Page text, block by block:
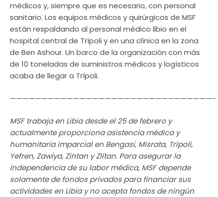
médicos y, siempre que es necesario, con personal
sanitario. Los equipos médicos y quirúrgicos de MSF
están respaldando al personal médico libio en el
hospital central de Trípoli y en una clínica en la zona
de Ben Ashour. Un barco de la organización con más
de 10 toneladas de suministros médicos y logísticos
acaba de llegar a Trípoli.
————————————————————————————————-
MSF trabaja en Libia desde el 25 de febrero y
actualmente proporciona asistencia médica y
humanitaria imparcial en Bengasi, Misrata, Trípoli,
Yefren, Zawiya, Zintan y Zlitan. Para asegurar la
independencia de su labor médica, MSF depende
solamente de fondos privados para financiar sus
actividades en Libia y no acepta fondos de ningún